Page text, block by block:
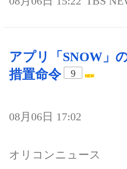
アプリ「SNOW」
措置命令
9
08月06日 17:02
オリコンニュース